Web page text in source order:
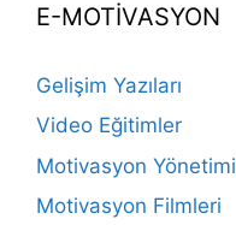
E-MOTİVASYON
Gelişim Yazıları
Video Eğitimler
Motivasyon Yönetimi
Motivasyon Filmleri